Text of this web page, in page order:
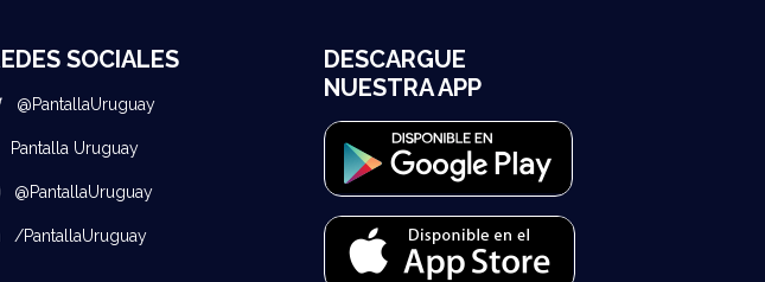
SOCIALES
@PantallaUruguay
Pantalla Uruguay
@PantallaUruguay
/PantallaUruguay
DESCARGUE
NUESTRA APP